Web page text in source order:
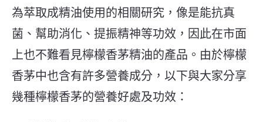
為萃取成精油使用的相關研究，像是能抗真
菌、幫助消化、提振精神等功效，因此在市面
上也不難看見檸檬香茅精油的產品。由於檸檬
香茅中也含有許多營養成分，以下與大家分享
幾種檸檬香茅的營養好處及功效：